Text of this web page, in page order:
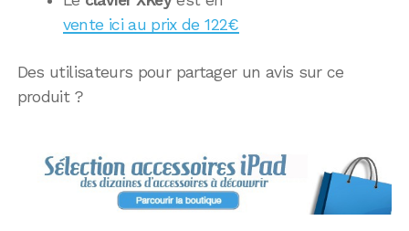
vente ici au prix de 122€
Des utilisateurs pour partager un avis sur ce
produit ?